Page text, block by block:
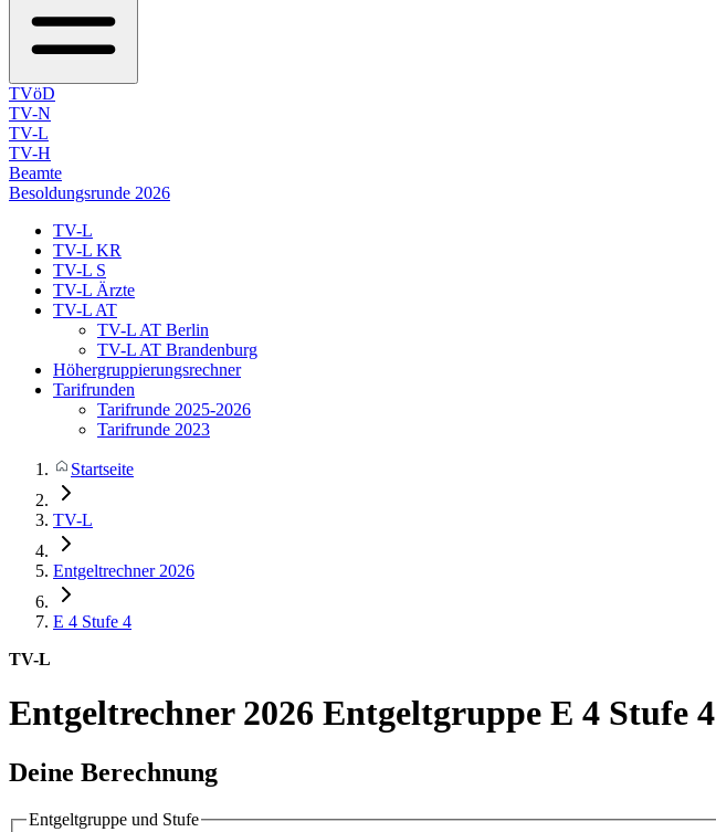
TVöD
TV-N
TV-L
TV-H
Beamte
Besoldungsrunde 2026
TV-L
TV-L KR
TV-L S
TV-L Ärzte
TV-L AT
TV-L AT Berlin
TV-L AT Brandenburg
Höhergruppierungsrechner
Tarifrunden
Tarifrunde 2025-2026
Tarifrunde 2023
Startseite
TV-L
Entgeltrechner 2026
E 4 Stufe 4
TV-L
Entgeltrechner 2026 Entgeltgruppe E 4 Stufe 4
Deine Berechnung
Entgeltgruppe und Stufe